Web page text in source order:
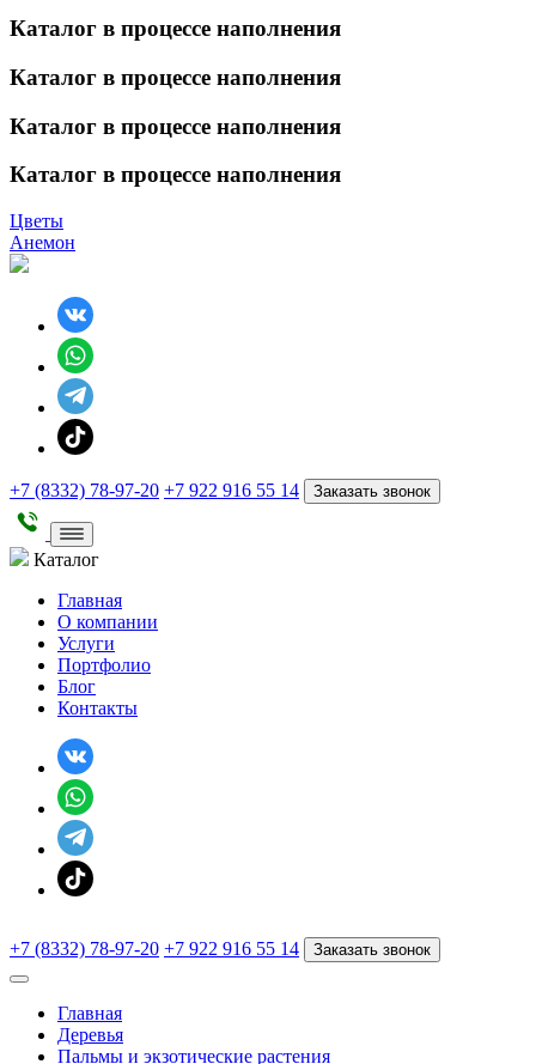
Каталог в процессе наполнения
Каталог в процессе наполнения
Каталог в процессе наполнения
Каталог в процессе наполнения
Цветы
Анемон
+7 (8332) 78-97-20 +7 922 916 55 14 Заказать звонок
Каталог
Главная
О компании
Услуги
Портфолио
Блог
Контакты
+7 (8332) 78-97-20 +7 922 916 55 14 Заказать звонок
Главная
Деревья
Пальмы и экзотические растения